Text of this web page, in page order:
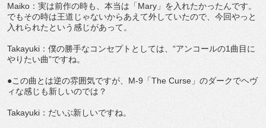
Maiko：実は前作の時も、本当は「Mary」を入れたかったんです。
でもその時は王道じゃないからあえて外していたので、今回やっと
入れられたという感じがあって。
Takayuki：僕の勝手なコンセプトとしては、“アンコールの1曲目に
やりたい曲”ですね。
●この曲とは逆の雰囲気ですが、M-9「The Curse」のダークでヘヴ
ィな感じも新しいのでは？
Takayuki：だいぶ新しいですね。